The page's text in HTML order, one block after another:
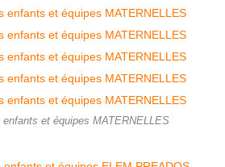
et équipes MATERNELLES